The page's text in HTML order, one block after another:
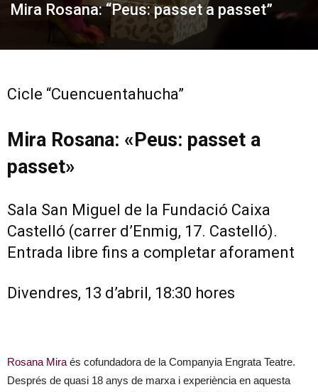
Mira Rosana: “Peus: passet a passet”
Cicle “Cuencuentahucha”
Mira Rosana: «Peus: passet a
passet»
Sala San Miguel de la Fundació Caixa
Castelló (carrer d’Enmig, 17. Castelló).
Entrada libre fins a completar aforament
Divendres, 13 d’abril, 18:30 hores
Rosana Mira és cofundadora de la Companyia Engrata Teatre.
Després de quasi 18 anys de marxa i experiència en aquesta